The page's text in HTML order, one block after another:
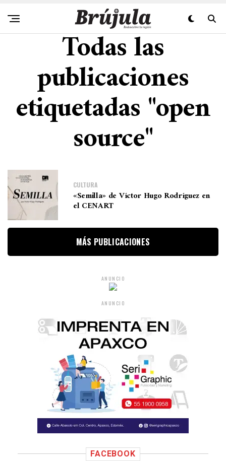
Todas las
publicaciones
etiquetadas "open
source"
CULTURA
«Semilla» de Víctor Hugo Rodríguez en
el CENART
MÁS PUBLICACIONES
ANUNCIO
ANUNCIO
FACEBOOK